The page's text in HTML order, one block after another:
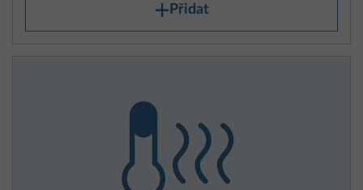
Přidat